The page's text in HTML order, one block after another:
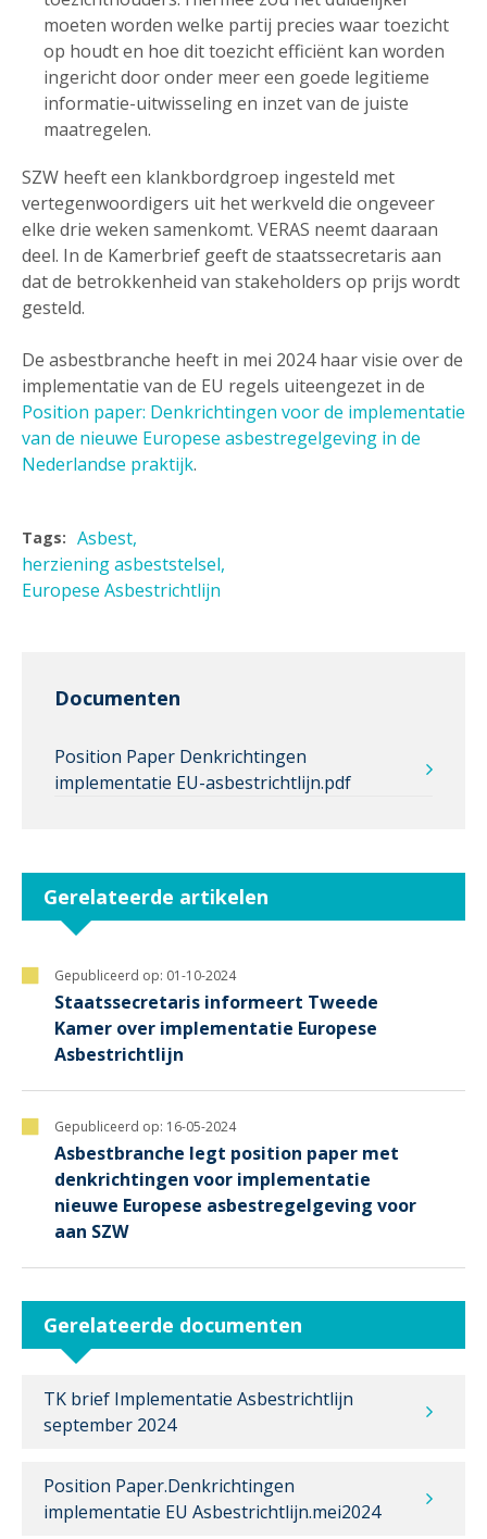
moeten worden welke partij precies waar toezicht
op houdt en hoe dit toezicht efficiënt kan worden
ingericht door onder meer een goede legitieme
informatie-uitwisseling en inzet van de juiste
maatregelen.
SZW heeft een klankbordgroep ingesteld met
vertegenwoordigers uit het werkveld die ongeveer
elke drie weken samenkomt. VERAS neemt daaraan
deel. In de Kamerbrief geeft de staatssecretaris aan
dat de betrokkenheid van stakeholders op prijs wordt
gesteld.
De asbestbranche heeft in mei 2024 haar visie over de
implementatie van de EU regels uiteengezet in de
Position paper: Denkrichtingen voor de implementatie
van de nieuwe Europese asbestregelgeving in de
Nederlandse praktijk.
Tags: Asbest
herziening asbeststelsel
Europese Asbestrichtlijn
Documenten
Position Paper Denkrichtingen
implementatie EU-asbestrichtlijn.pdf
Gerelateerde artikelen
Gepubliceerd op: 01-10-2024
Staatssecretaris informeert Tweede
Kamer over implementatie Europese
Asbestrichtlijn
Gepubliceerd op: 16-05-2024
Asbestbranche legt position paper met
denkrichtingen voor implementatie
nieuwe Europese asbestregelgeving voor
aan SZW
Gerelateerde documenten
TK brief Implementatie Asbestrichtlijn
september 2024
Position Paper.Denkrichtingen
implementatie EU Asbestrichtlijn.mei2024